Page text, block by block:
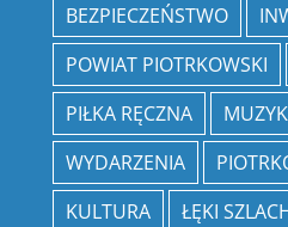
BEZPIECZEŃSTWO
POWIAT PIOTRKOWSKI
PIŁKA RĘCZNA
WYDARZENIA
KULTURA
ŁĘKI